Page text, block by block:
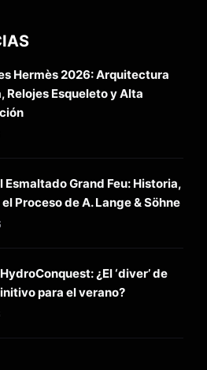
Hermès 2026: Arquitectura
Relojes Esqueleto y Alta
Esmaltado Grand Feu: Historia,
Proceso de A. Lange & Söhne
¿El ‘diver’ de
para el verano?